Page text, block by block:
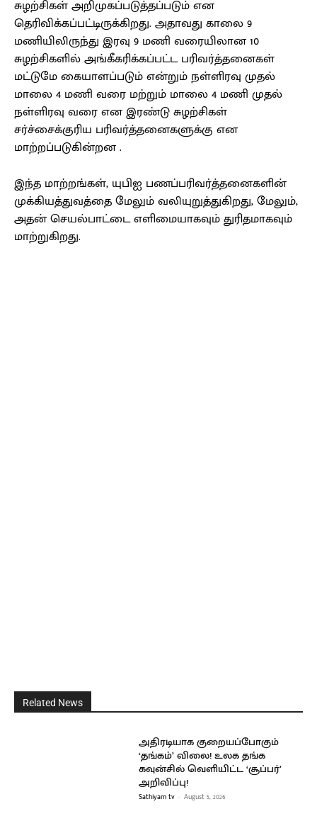
சுழற்சிகள் அறிமுகப்படுத்தப்படும் என
தெரிவிக்கப்பட்டிருக்கிறது. அதாவது காலை 9
மணியிலிருந்து இரவு 9 மணி வரையிலான 10
சுழற்சிகளில் அங்கீகரிக்கப்பட்ட பரிவர்த்தனைகள்
மட்டுமே கையாளப்படும் என்றும் நள்ளிரவு முதல்
மாலை 4 மணி வரை மற்றும் மாலை 4 மணி முதல்
நள்ளிரவு வரை என இரண்டு சுழற்சிகள்
சர்ச்சைக்குரிய பரிவர்த்தனைகளுக்கு என
மாற்றப்படுகின்றன .
இந்த மாற்றங்கள், யுபிஐ பணப்பரிவர்த்தனைகளின்
முக்கியத்துவத்தை மேலும் வலியுறுத்துகிறது, மேலும்,
அதன் செயல்பாட்டை எளிமையாகவும் துரிதமாகவும்
மாற்றுகிறது.
Related News
அதிரடியாக குறையப்போகும்
‘தங்கம்’ விலை! உலக தங்க
கவுன்சில் வெளியிட்ட ‘சூப்பர்’
அறிவிப்பு!
Sathiyam tv - August 5, 2026